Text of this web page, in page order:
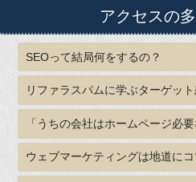
アクセスの
SEOって結局何をするの？
リファラスパムに学ぶターゲッ
「うちの会社はホームページ必
ウェブマーケティングは地道に